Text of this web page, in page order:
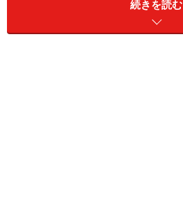
トありと充実しているパリ観光
の各スポットをご紹介していき
続きを読む